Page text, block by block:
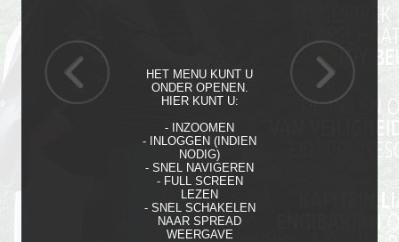
HET MENU KUNT U
ONDER OPENEN.
HIER KUNT U:
- INZOOMEN
- INLOGGEN (INDIEN
NODIG)
- SNEL NAVIGEREN
- FULL SCREEN
LEZEN
- SNEL SCHAKELEN
NAAR SPREAD
WEERGAVE